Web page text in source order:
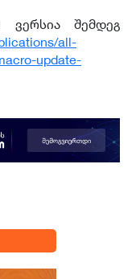
ვერსია შემდეგ
all-
update-